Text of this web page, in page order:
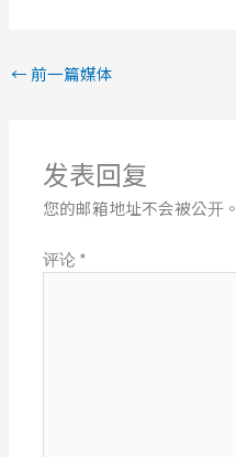
← 前一篇媒体
发表回复
您的邮箱地址不会被公开。
评论 *